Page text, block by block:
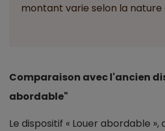
montant varie selon la nature
Comparaison avec l'ancien
abordable"
Le dispositif « Louer abordable »,